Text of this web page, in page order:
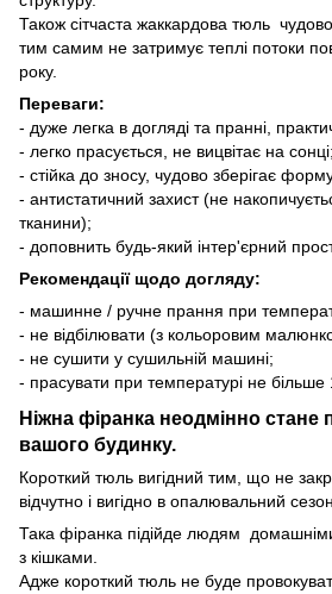
Також сітчаста жаккардова тюль чудово
тим самим не затримує теплі потоки
року.
Переваги:
- дуже легка в догляді та пранні,
- легко прасується, не вицвітає на сонці;
- стійка до зносу, чудово зберігає
- антистатичний захист (не
тканини);
- доповнить будь-який інтер'єрний
Рекомендації щодо догляду:
- машинне / ручне прання при
- не відбілювати (з кольоровим
- не сушити у сушильній машині;
- прасувати при температурі не більше
Ніжна фіранка неодмінно
вашого будинку.
Короткий тюль вигідний тим, що не
відчутно і вигідно в опалювальний
Така фіранка підійде людям
з кішками.
Адже короткий тюль не буде